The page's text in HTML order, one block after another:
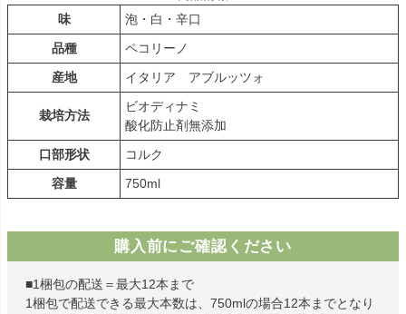
味
泡・白・辛口
品種
ペコリーノ
産地
イタリア アブルッツォ
栽培方法
ビオディナミ
酸化防止剤無添加
口部形状
コルク
容量
750ml
購入前にご確認ください
■1梱包の配送＝最大12本まで
1梱包で配送できる最大本数は、750mlの場合12本までとなり